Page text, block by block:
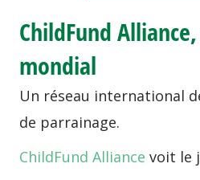
ChildFund
mondial
Un réseau international
de parrainage.
ChildFund Alliance voit le